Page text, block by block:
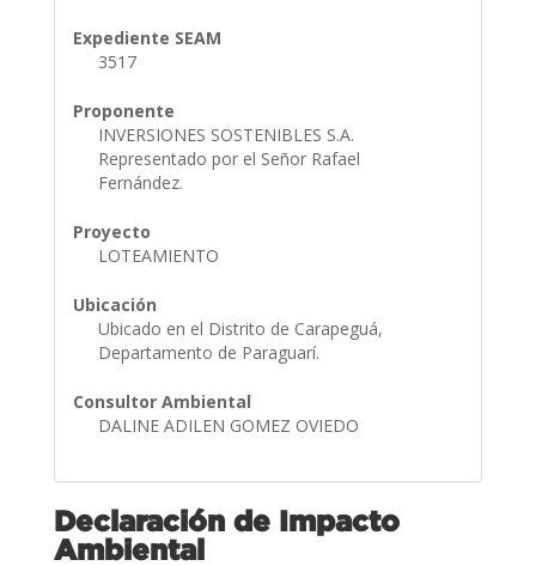
Expediente SEAM
3517
Proponente
INVERSIONES SOSTENIBLES S.A.
Representado por el Señor Rafael
Fernández.
Proyecto
LOTEAMIENTO
Ubicación
Ubicado en el Distrito de Carapeguá,
Departamento de Paraguarí.
Consultor Ambiental
DALINE ADILEN GOMEZ OVIEDO
Declaración de Impacto
Ambiental